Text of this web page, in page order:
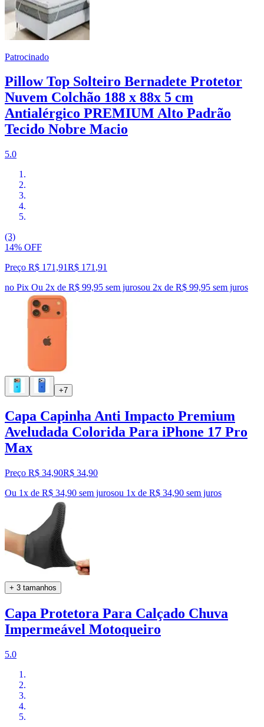
Patrocinado
Pillow Top Solteiro Bernadete Protetor
Nuvem Colchão 188 x 88x 5 cm
Antialérgico PREMIUM Alto Padrão
Tecido Nobre Macio
5.0
(3)
14% OFF
Preço R$ 171,91R$ 171 ,91
no Pix Ou 2x de R$ 99,95 sem jurosou 2x de R$ 99,95 sem juros
+7
Capa Capinha Anti Impacto Premium
Aveludada Colorida Para iPhone 17 Pro
Max
Preço R$ 34,90R$ 34,90
Ou 1x de R$ 34,90 sem jurosou 1x de R$ 34,90 sem juros
+ 3 tamanhos
Capa Protetora Para Calçado Chuva
Impermeável Motoqueiro
5.0